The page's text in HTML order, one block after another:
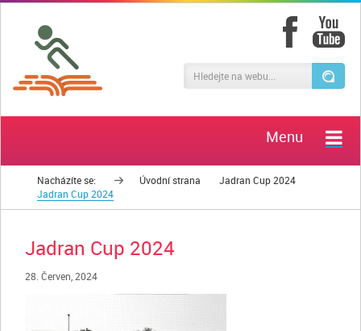
Menu
Nacházíte se: Úvodní strana
Jadran Cup 2024
Jadran Cup 2024
Jadran Cup 2024
28. Červen, 2024